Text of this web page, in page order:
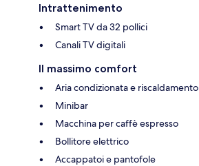
Intrattenimento
Smart TV da 32 pollici
Canali TV digitali
Il massimo comfort
Aria condizionata e riscaldamento
Minibar
Macchina per caffè espresso
Bollitore elettrico
Accappatoi e pantofole